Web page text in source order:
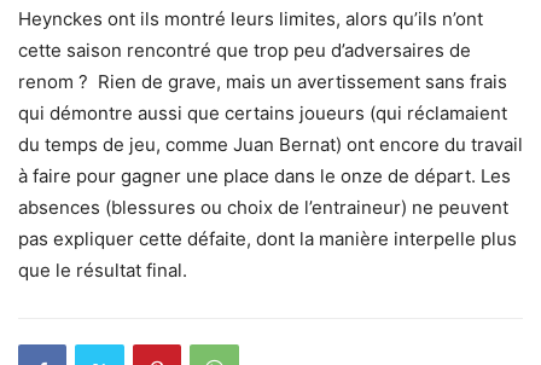
Heynckes ont ils montré leurs limites, alors qu’ils n’ont
cette saison rencontré que trop peu d’adversaires de
renom ? Rien de grave, mais un avertissement sans frais
qui démontre aussi que certains joueurs (qui réclamaient
du temps de jeu, comme Juan Bernat) ont encore du travail
à faire pour gagner une place dans le onze de départ. Les
absences (blessures ou choix de l’entraineur) ne peuvent
pas expliquer cette défaite, dont la manière interpelle plus
que le résultat final.